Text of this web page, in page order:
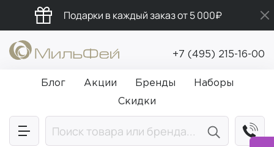
Подарки в каждый заказ от 5 000₽
Бесплатная доставка от 5 000₽
Промокод ПРИВЕТ
+7 (495) 215-16-00
Блог Акции Бренды
Наборы
Скидки